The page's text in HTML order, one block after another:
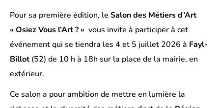
Pour sa première édition, le Salon des Métiers d’Art
« Osiez Vous l’Art ? » vous invite à participer à cet
événement qui se tiendra les 4 et 5 juillet 2026 à Fayl-
Billot(52) de 10 h à 18h sur la place de la mairie, en
extérieur.
Ce salon a pour ambition de mettre en lumière la